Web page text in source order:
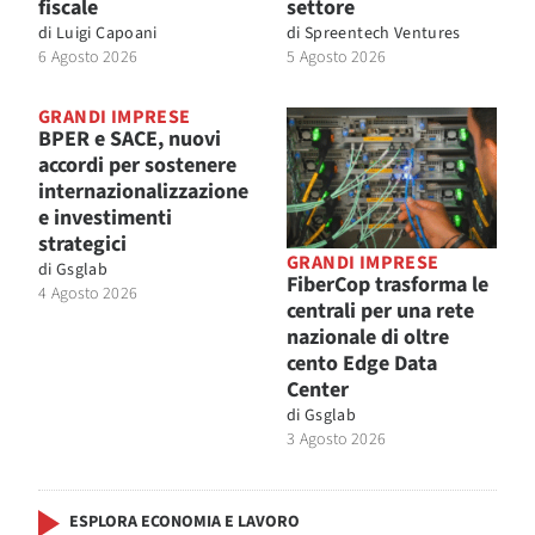
fiscale
di Luigi Capoani
6 Agosto 2026
settore
di Spreentech Ventures
5 Agosto 2026
GRANDI IMPRESE
BPER e SACE, nuovi
accordi per sostenere
internazionalizzazione
e investimenti
strategici
di Gsglab
4 Agosto 2026
GRANDI IMPRESE
FiberCop trasforma le
centrali per una rete
nazionale di oltre
cento Edge Data
Center
di Gsglab
3 Agosto 2026
ESPLORA ECONOMIA E LAVORO